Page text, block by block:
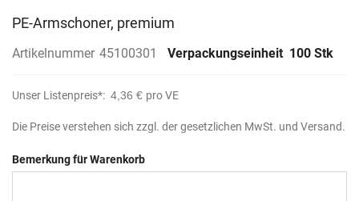
PE-Armschoner, premium
Artikelnummer 45100301 Verpackungseinheit 100 Stk
Unser Listenpreis*: 4,36 € pro VE
Die Preise verstehen sich zzgl. der gesetzlichen MwSt. und Versand.
Bemerkung für Warenkorb